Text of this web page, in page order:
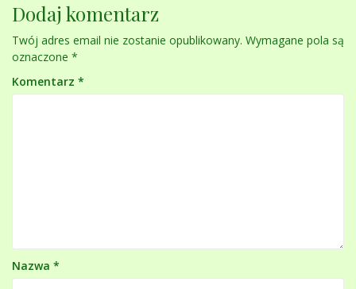
Dodaj komentarz
Twój adres email nie zostanie opublikowany. Wymagane pola są
oznaczone *
Komentarz *
Nazwa *